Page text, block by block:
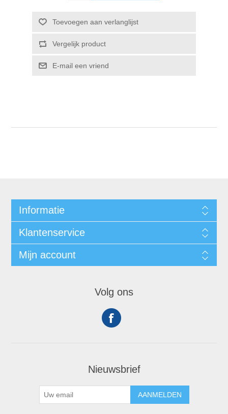
Toevoegen aan verlanglijst
Vergelijk product
E-mail een vriend
Informatie
Klantenservice
Mijn account
Volg ons
Nieuwsbrief
AANMELDEN